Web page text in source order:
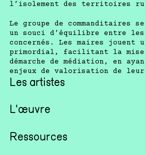
l’isolement des territoires
Le groupe de commanditaires
un souci d’équilibre entre
concernés. Les maires jouent
primordial, facilitant la mise
démarche de médiation, en
enjeux de valorisation de
travers ce projet culturel.
Les artistes
Né en 1967, Marc Pichelin est
qui il a déjà écrit six
L'œuvre
La confiance et les espaces de
Ressources